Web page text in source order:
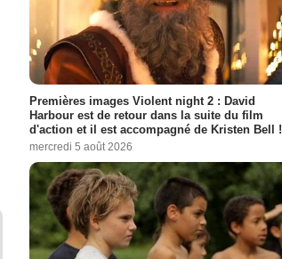
Premières images Violent night 2 : David
Harbour est de retour dans la suite du film
d'action et il est accompagné de Kristen Bell !
mercredi 5 août 2026